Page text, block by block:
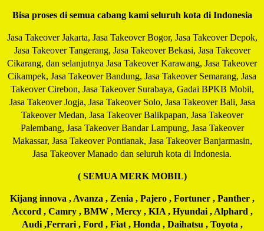
Bisa proses di semua cabang kami seluruh kota di Indonesia
Jasa Takeover Jakarta, Jasa Takeover Bogor, Jasa Takeover Depok,
Jasa Takeover Tangerang, Jasa Takeover Bekasi, Jasa Takeover
Cikarang, dan selanjutnya Jasa Takeover Karawang, Jasa Takeover
Cikampek, Jasa Takeover Bandung, Jasa Takeover Semarang, Jasa
Takeover Cirebon, Jasa Takeover Surabaya, Gadai BPKB Mobil,
Jasa Takeover Jogja, Jasa Takeover Solo, Jasa Takeover Bali, Jasa
Takeover Medan, Jasa Takeover Balikpapan, Jasa Takeover
Palembang, Jasa Takeover Bandar Lampung, Jasa Takeover
Makassar, Jasa Takeover Pontianak, Jasa Takeover Banjarmasin,
Jasa Takeover Manado dan seluruh kota di Indonesia.
( SEMUA MERK MOBIL)
Kijang innova , Avanza , Zenia , Pajero , Fortuner , Panther ,
Accord , Camry , BMW , Mercy , KIA , Hyundai , Alphard ,
Audi ,Ferrari , Ford , Fiat , Honda , Daihatsu , Toyota ,